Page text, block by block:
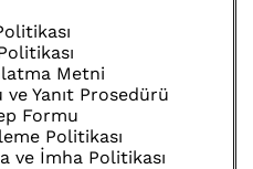
Metni
ve Yanıt Prosedürü
Formu
Politikası
ve İmha Politikası